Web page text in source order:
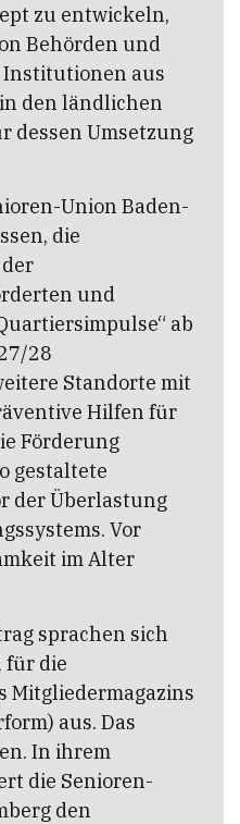
zu entwickeln,
Behörden und
aus
den ländlichen
dessen Umsetzung
Union Baden-
die
und
ab
28
Standorte mit
Hilfen für
Förderung
gestaltete
der Überlastung
Vor
im Alter
sprachen sich
für die
Mitgliedermagazins
aus. Das
In ihrem
die Senioren-
den